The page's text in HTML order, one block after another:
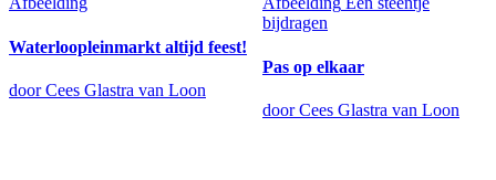
Waterloopleinmarkt altijd feest!
door Cees Glastra van Loon
bijdragen
Pas op elkaar
door Cees Glastra van Loon